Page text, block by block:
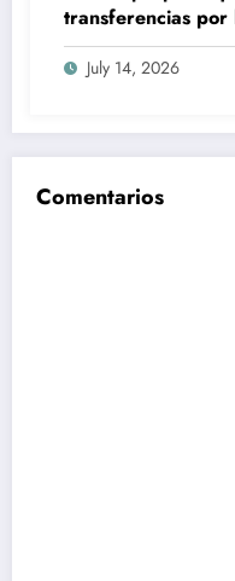
transferencias
100% en efectivo:
2027July 14, 2026
Comentarios